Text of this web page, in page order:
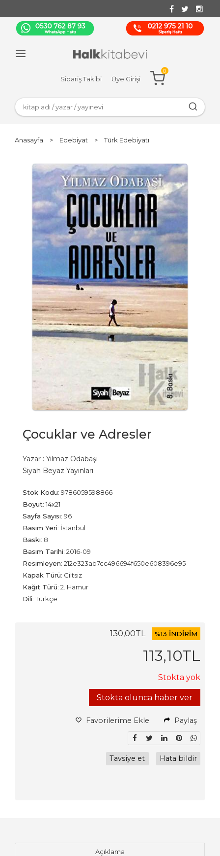
Sipariş Takibi Üye Girişi
0
Anasayfa > Edebiyat > Türk Edebiyatı
Çocuklar ve Adresler
Yazar : Yılmaz Odabaşı
Siyah Beyaz Yayınları
Stok Kodu: 9786059598866
Boyut: 14x21
Sayfa Sayısı: 96
Basım Yeri: İstanbul
Baskı: 8
Basım Tarihi: 2016-09
Resimleyen: 212e323ab7cc496694f650e608396e95
Kapak Türü: Ciltsiz
Kağıt Türü: 2. Hamur
Dili:Türkçe
130,00TL %13 İNDİRİM
113,10TL
Stokta yok
Stokta olunca haber ver
Favorilerime Ekle Paylaş
Tavsiye et Hata bildir
Açıklama